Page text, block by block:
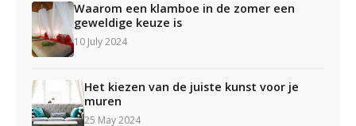
Waarom een klamboe in de zomer een
geweldige keuze is
10 July 2024
Het kiezen van de juiste kunst voor je
muren
25 May 2024